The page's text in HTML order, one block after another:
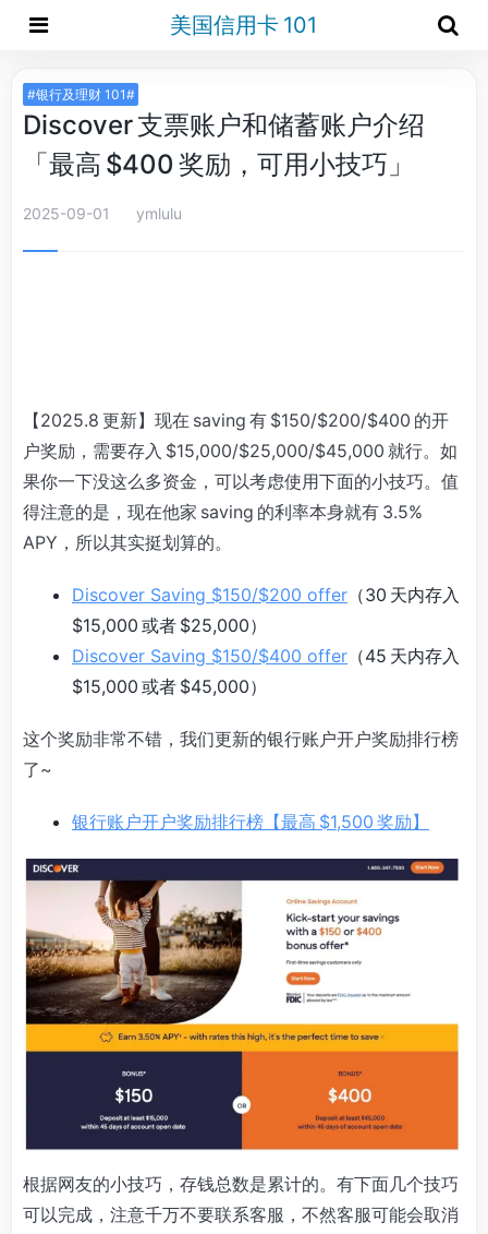
美国信用卡 101
#银行及理财 101#
Discover 支票账户和储蓄账户介绍
「最高 $400 奖励，可用小技巧」
2025-09-01 ymlulu
【2025.8 更新】现在 saving 有 $150/$200/$400 的开
户奖励，需要存入 $15,000/$25,000/$45,000 就行。如
果你一下没这么多资金，可以考虑使用下面的小技巧。值
得注意的是，现在他家 saving 的利率本身就有 3.5%
APY，所以其实挺划算的。
Discover Saving $150/$200 offer （30 天内存入
$15,000 或者 $25,000）
Discover Saving $150/$400 offer （45 天内存入
$15,000 或者 $45,000）
这个奖励非常不错，我们更新的银行账户开户奖励排行榜
了~
银行账户开户奖励排行榜【最高 $1,500 奖励】
根据网友的小技巧，存钱总数是累计的。有下面几个技巧
可以完成，注意千万不要联系客服，不然客服可能会取消